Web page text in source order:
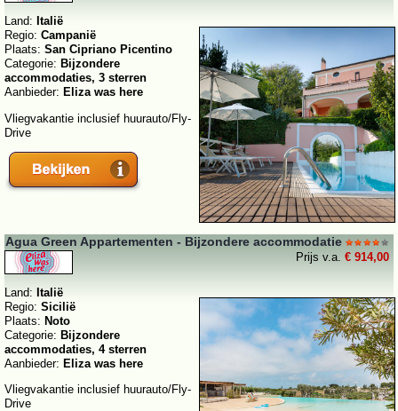
Land: Italië
Regio: Campanië
Plaats: San Cipriano Picentino
Categorie: Bijzondere
accommodaties, 3 sterren
Aanbieder: Eliza was here
Vliegvakantie inclusief huurauto/Fly-
Drive
Agua Green Appartementen - Bijzondere accommodatie
Prijs v.a. € 914,00
Land: Italië
Regio: Sicilië
Plaats: Noto
Categorie: Bijzondere
accommodaties, 4 sterren
Aanbieder: Eliza was here
Vliegvakantie inclusief huurauto/Fly-
Drive